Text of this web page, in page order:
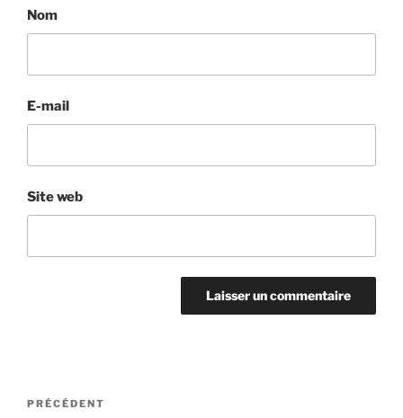
Nom
E-mail
Site web
Navigation
Article
PRÉCÉDENT